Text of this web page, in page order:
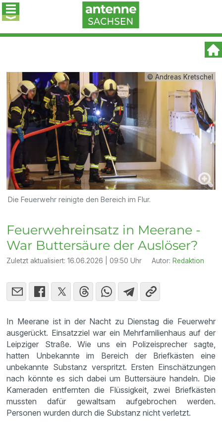
© Andreas Kretschel
Die Feuerwehr reinigte den Bereich im Flur.
Feuerwehreinsatz in Meerane -
War Buttersäure der Auslöser?
Zuletzt aktualisiert:16.06.2026 | 09:50 Uhr Autor: Redaktion
In Meerane ist in der Nacht zu Dienstag die Feuerwehr
ausgerückt. Einsatzziel war ein Mehrfamilienhaus auf der
Leipziger Straße. Wie uns ein Polizeisprecher sagte,
hatten Unbekannte im Bereich der Briefkästen eine
unbekannte Substanz verspritzt. Ersten Einschätzungen
nach könnte es sich dabei um Buttersäure handeln. Die
Kameraden entfernten die Flüssigkeit, zwei Briefkästen
mussten dafür gewaltsam aufgebrochen werden.
Personen wurden durch die Substanz nicht verletzt.